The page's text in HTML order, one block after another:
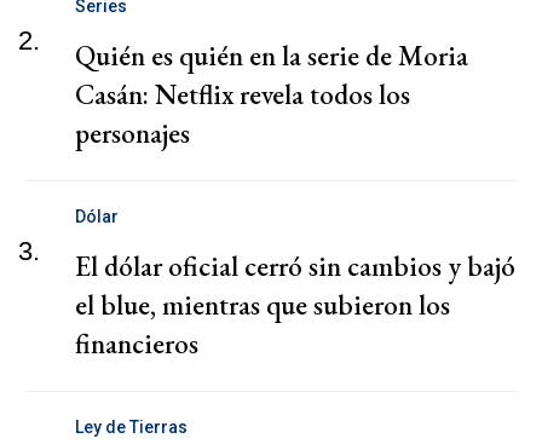
2.
Series
Quién es quién en la serie de Moria
Casán: Netflix revela todos los
personajes
3.
Dólar
El dólar oficial cerró sin cambios y bajó
el blue, mientras que subieron los
financieros
Ley de Tierras